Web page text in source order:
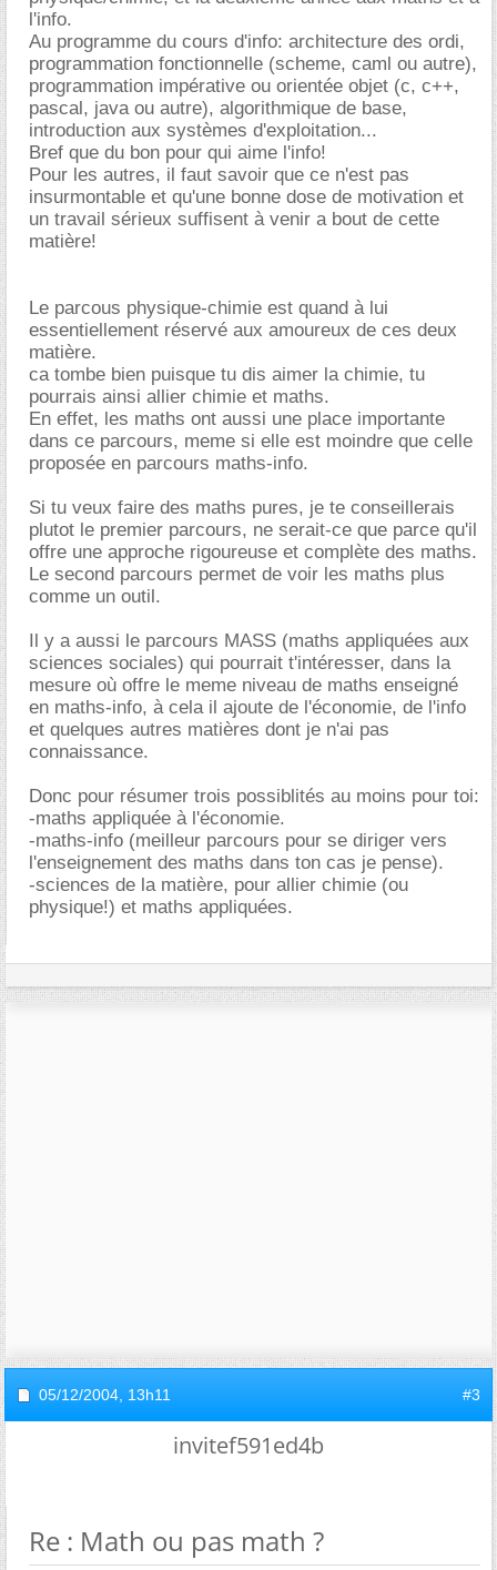
l'info.
Au programme du cours d'info: architecture des ordi,
programmation fonctionnelle (scheme, caml ou autre),
programmation impérative ou orientée objet (c, c++,
pascal, java ou autre), algorithmique de base,
introduction aux systèmes d'exploitation...
Bref que du bon pour qui aime l'info!
Pour les autres, il faut savoir que ce n'est pas
insurmontable et qu'une bonne dose de motivation et
un travail sérieux suffisent à venir a bout de cette
matière!
Le parcous physique-chimie est quand à lui
essentiellement réservé aux amoureux de ces deux
matière.
ca tombe bien puisque tu dis aimer la chimie, tu
pourrais ainsi allier chimie et maths.
En effet, les maths ont aussi une place importante
dans ce parcours, meme si elle est moindre que celle
proposée en parcours maths-info.
Si tu veux faire des maths pures, je te conseillerais
plutot le premier parcours, ne serait-ce que parce qu'il
offre une approche rigoureuse et complète des maths.
Le second parcours permet de voir les maths plus
comme un outil.
Il y a aussi le parcours MASS (maths appliquées aux
sciences sociales) qui pourrait t'intéresser, dans la
mesure où offre le meme niveau de maths enseigné
en maths-info, à cela il ajoute de l'économie, de l'info
et quelques autres matières dont je n'ai pas
connaissance.
Donc pour résumer trois possiblités au moins pour toi:
-maths appliquée à l'économie.
-maths-info (meilleur parcours pour se diriger vers
l'enseignement des maths dans ton cas je pense).
-sciences de la matière, pour allier chimie (ou
physique!) et maths appliquées.
05/12/2004, 13h11 #3
invitef591ed4b
Re : Math ou pas math ?